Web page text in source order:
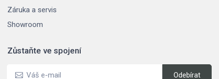
Záruka a servis
Showroom
Zůstaňte ve spojení